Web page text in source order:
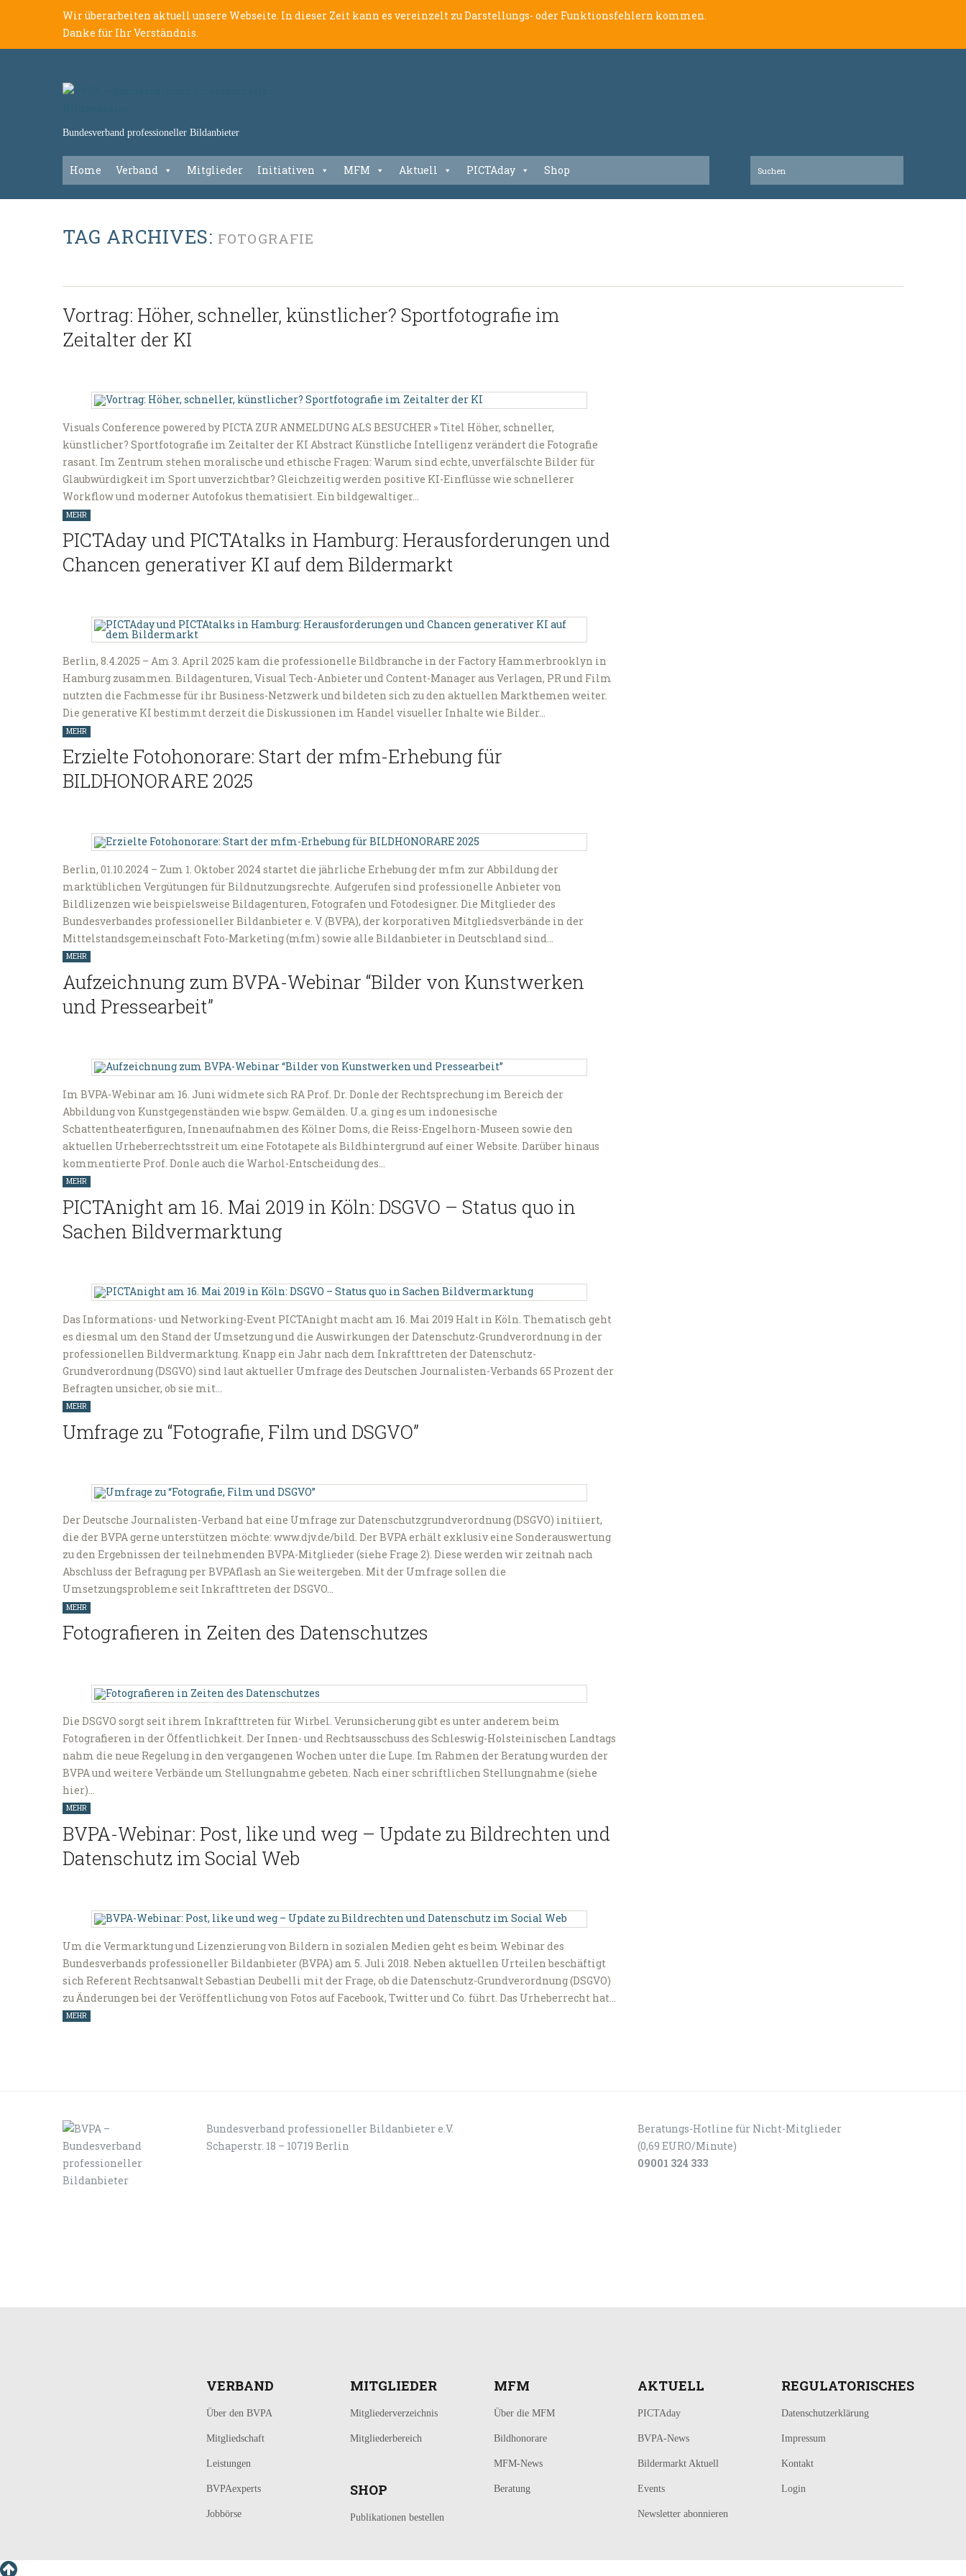
Wir überarbeiten aktuell unsere Webseite. In dieser Zeit kann es vereinzelt zu Darstellungs- oder Funktionsfehlern kommen.
Danke für Ihr Verständnis.
Bundesverband professioneller Bildanbieter
Home Verband Mitglieder Initiativen MFM Aktuell PICTAday Shop
TAG ARCHIVES: FOTOGRAFIE
Vortrag: Höher, schneller, künstlicher? Sportfotografie im
Zeitalter der KI
Visuals Conference powered by PICTA ZUR ANMELDUNG ALS BESUCHER » Titel Höher, schneller,
künstlicher? Sportfotografie im Zeitalter der KI Abstract Künstliche Intelligenz verändert die Fotografie
rasant. Im Zentrum stehen moralische und ethische Fragen: Warum sind echte, unverfälschte Bilder für
Glaubwürdigkeit im Sport unverzichtbar? Gleichzeitig werden positive KI-Einflüsse wie schnellerer
Workflow und moderner Autofokus thematisiert. Ein bildgewaltiger…
MEHR
PICTAday und PICTAtalks in Hamburg: Herausforderungen und
Chancen generativer KI auf dem Bildermarkt
Berlin, 8.4.2025 – Am 3. April 2025 kam die professionelle Bildbranche in der Factory Hammerbrooklyn in
Hamburg zusammen. Bildagenturen, Visual Tech-Anbieter und Content-Manager aus Verlagen, PR und Film
nutzten die Fachmesse für ihr Business-Netzwerk und bildeten sich zu den aktuellen Markthemen weiter.
Die generative KI bestimmt derzeit die Diskussionen im Handel visueller Inhalte wie Bilder…
MEHR
Erzielte Fotohonorare: Start der mfm-Erhebung für
BILDHONORARE 2025
Berlin, 01.10.2024 – Zum 1. Oktober 2024 startet die jährliche Erhebung der mfm zur Abbildung der
marktüblichen Vergütungen für Bildnutzungsrechte. Aufgerufen sind professionelle Anbieter von
Bildlizenzen wie beispielsweise Bildagenturen, Fotografen und Fotodesigner. Die Mitglieder des
Bundesverbandes professioneller Bildanbieter e. V. (BVPA), der korporativen Mitgliedsverbände in der
Mittelstandsgemeinschaft Foto-Marketing (mfm) sowie alle Bildanbieter in Deutschland sind…
MEHR
Aufzeichnung zum BVPA-Webinar “Bilder von Kunstwerken
und Pressearbeit”
Im BVPA-Webinar am 16. Juni widmete sich RA Prof. Dr. Donle der Rechtsprechung im Bereich der
Abbildung von Kunstgegenständen wie bspw. Gemälden. U.a. ging es um indonesische
Schattentheaterfiguren, Innenaufnahmen des Kölner Doms, die Reiss-Engelhorn-Museen sowie den
aktuellen Urheberrechtsstreit um eine Fototapete als Bildhintergrund auf einer Website. Darüber hinaus
kommentierte Prof. Donle auch die Warhol-Entscheidung des…
MEHR
PICTAnight am 16. Mai 2019 in Köln: DSGVO – Status quo in
Sachen Bildvermarktung
Das Informations- und Networking-Event PICTAnight macht am 16. Mai 2019 Halt in Köln. Thematisch geht
es diesmal um den Stand der Umsetzung und die Auswirkungen der Datenschutz-Grundverordnung in der
professionellen Bildvermarktung. Knapp ein Jahr nach dem Inkrafttreten der Datenschutz-
Grundverordnung (DSGVO) sind laut aktueller Umfrage des Deutschen Journalisten-Verbands 65 Prozent der
Befragten unsicher, ob sie mit…
MEHR
Umfrage zu “Fotografie, Film und DSGVO”
Der Deutsche Journalisten-Verband hat eine Umfrage zur Datenschutzgrundverordnung (DSGVO) initiiert,
die der BVPA gerne unterstützen möchte: www.djv.de/bild. Der BVPA erhält exklusiv eine Sonderauswertung
zu den Ergebnissen der teilnehmenden BVPA-Mitglieder (siehe Frage 2). Diese werden wir zeitnah nach
Abschluss der Befragung per BVPAflash an Sie weitergeben. Mit der Umfrage sollen die
Umsetzungsprobleme seit Inkrafttreten der DSGVO…
MEHR
Fotografieren in Zeiten des Datenschutzes
Die DSGVO sorgt seit ihrem Inkrafttreten für Wirbel. Verunsicherung gibt es unter anderem beim
Fotografieren in der Öffentlichkeit. Der Innen- und Rechtsausschuss des Schleswig-Holsteinischen Landtags
nahm die neue Regelung in den vergangenen Wochen unter die Lupe. Im Rahmen der Beratung wurden der
BVPA und weitere Verbände um Stellungnahme gebeten. Nach einer schriftlichen Stellungnahme (siehe
hier)…
MEHR
BVPA-Webinar: Post, like und weg – Update zu Bildrechten und
Datenschutz im Social Web
Um die Vermarktung und Lizenzierung von Bildern in sozialen Medien geht es beim Webinar des
Bundesverbands professioneller Bildanbieter (BVPA) am 5. Juli 2018. Neben aktuellen Urteilen beschäftigt
sich Referent Rechtsanwalt Sebastian Deubelli mit der Frage, ob die Datenschutz-Grundverordnung (DSGVO)
zu Änderungen bei der Veröffentlichung von Fotos auf Facebook, Twitter und Co. führt. Das Urheberrecht hat…
MEHR
Bundesverband professioneller Bildanbieter e.V.
Schaperstr. 18 – 10719 Berlin
Beratungs-Hotline für Nicht-Mitglieder
(0,69 EURO/Minute)
09001 324 333
VERBAND
Über den BVPA
Mitgliedschaft
Leistungen
BVPAexperts
Jobbörse
MITGLIEDER
Mitgliederverzeichnis
Mitgliederbereich
SHOP
Publikationen bestellen
MFM
Über die MFM
Bildhonorare
MFM-News
Beratung
AKTUELL
PICTAday
BVPA-News
Bildermarkt Aktuell
Events
Newsletter abonnieren
REGULATORISCHES
Datenschutzerklärung
Impressum
Kontakt
Login